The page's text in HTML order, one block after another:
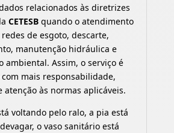
relacionados às diretrizes
CETESB quando o atendimento
de esgoto, descarte,
manutenção hidráulica e
ambiental. Assim, o serviço é
mais responsabilidade,
atenção às normas aplicáveis.
voltando pelo ralo, a pia está
o vaso sanitário está